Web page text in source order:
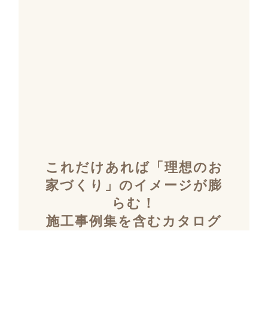
これだけあれば「理想のお
家づくり」のイメージが膨
らむ！
施工事例集を含むカタログ